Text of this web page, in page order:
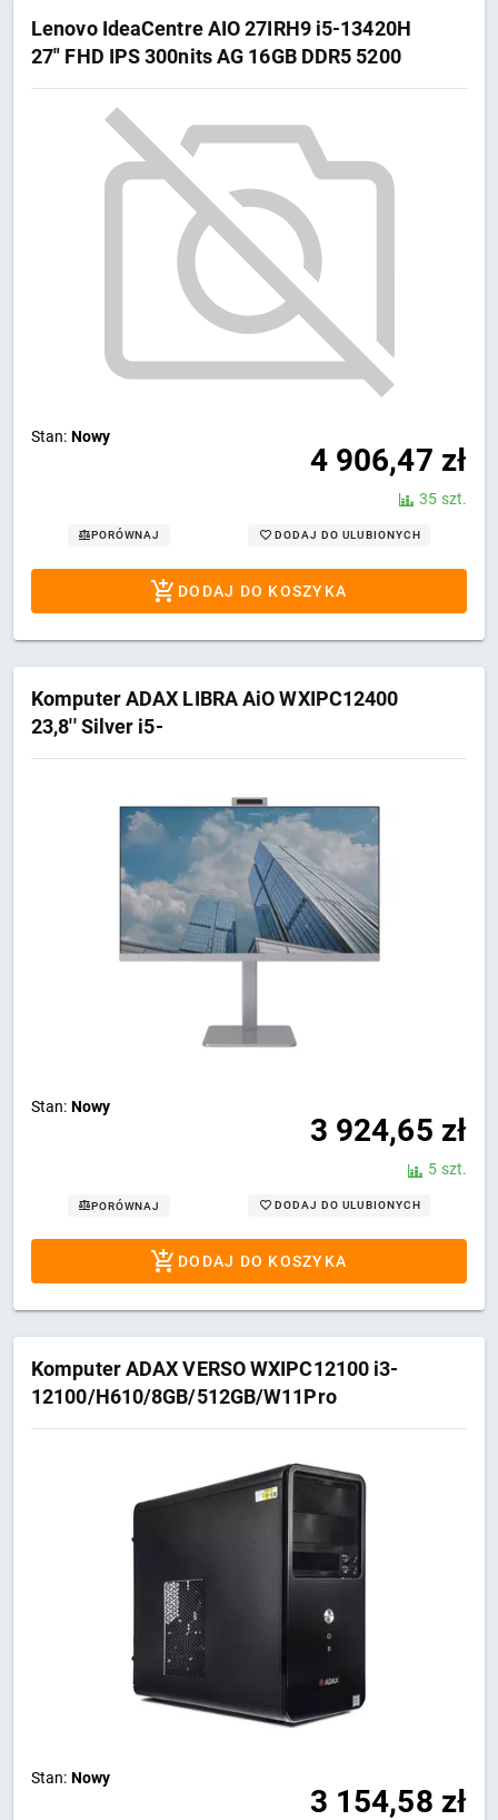
Lenovo IdeaCentre AIO 27IRH9 i5-13420H
27" FHD IPS 300nits AG 16GB DDR5 5200
SSD1TB Intel UHD Graphics Win11 Cloud
Stan: Nowy
4 906,47 zł
35 szt.
PORÓWNAJ DODAJ DO ULUBIONYCH
DODAJ DO KOSZYKA
Komputer ADAX LIBRA AiO WXIPC12400
23,8'' Silver i5-
12400/H610/16GB/512GB/Wi-
Stan: Nowy
3 924,65 zł
5 szt.
PORÓWNAJ DODAJ DO ULUBIONYCH
DODAJ DO KOSZYKA
Komputer ADAX VERSO WXIPC12100 i3-
12100/H610/8GB/512GB/W11Pro
Stan: Nowy
3 154,58 zł